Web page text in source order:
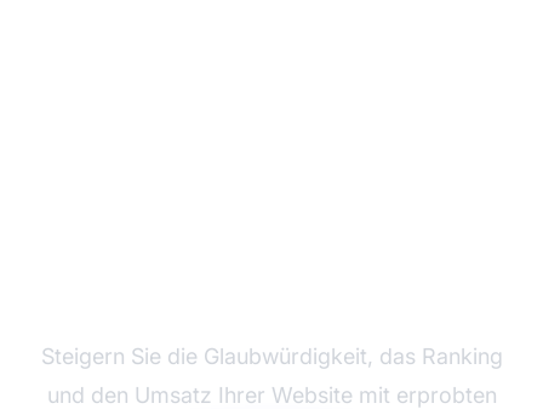
Steigern Sie die Glaubwürdigkeit, das Ranking
und den Umsatz Ihrer Website mit erprobten